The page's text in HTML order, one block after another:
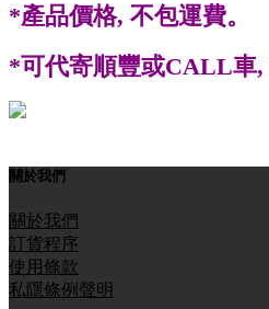
*產品價格, 不包運費。
*可代寄順豐或CALL車,
關於我們
關於我們
訂貨程序
使用條款
私隱條例聲明